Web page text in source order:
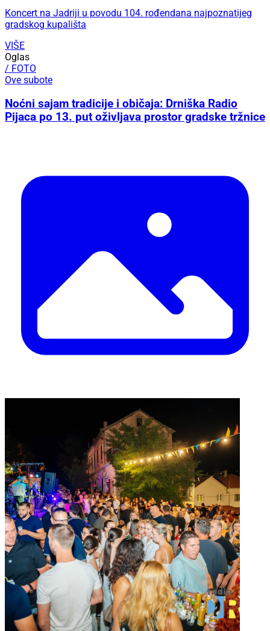
Koncert na Jadriji u povodu 104. rođendana najpoznatijeg
gradskog kupališta
VIŠE
Oglas
/ FOTO
Ove subote
Noćni sajam tradicije i običaja: Drniška Radio
Pijaca po 13. put oživljava prostor gradske tržnice